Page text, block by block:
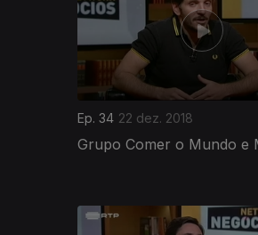
Ep. 34 22 dez. 2018
Grupo Comer o Mundo e